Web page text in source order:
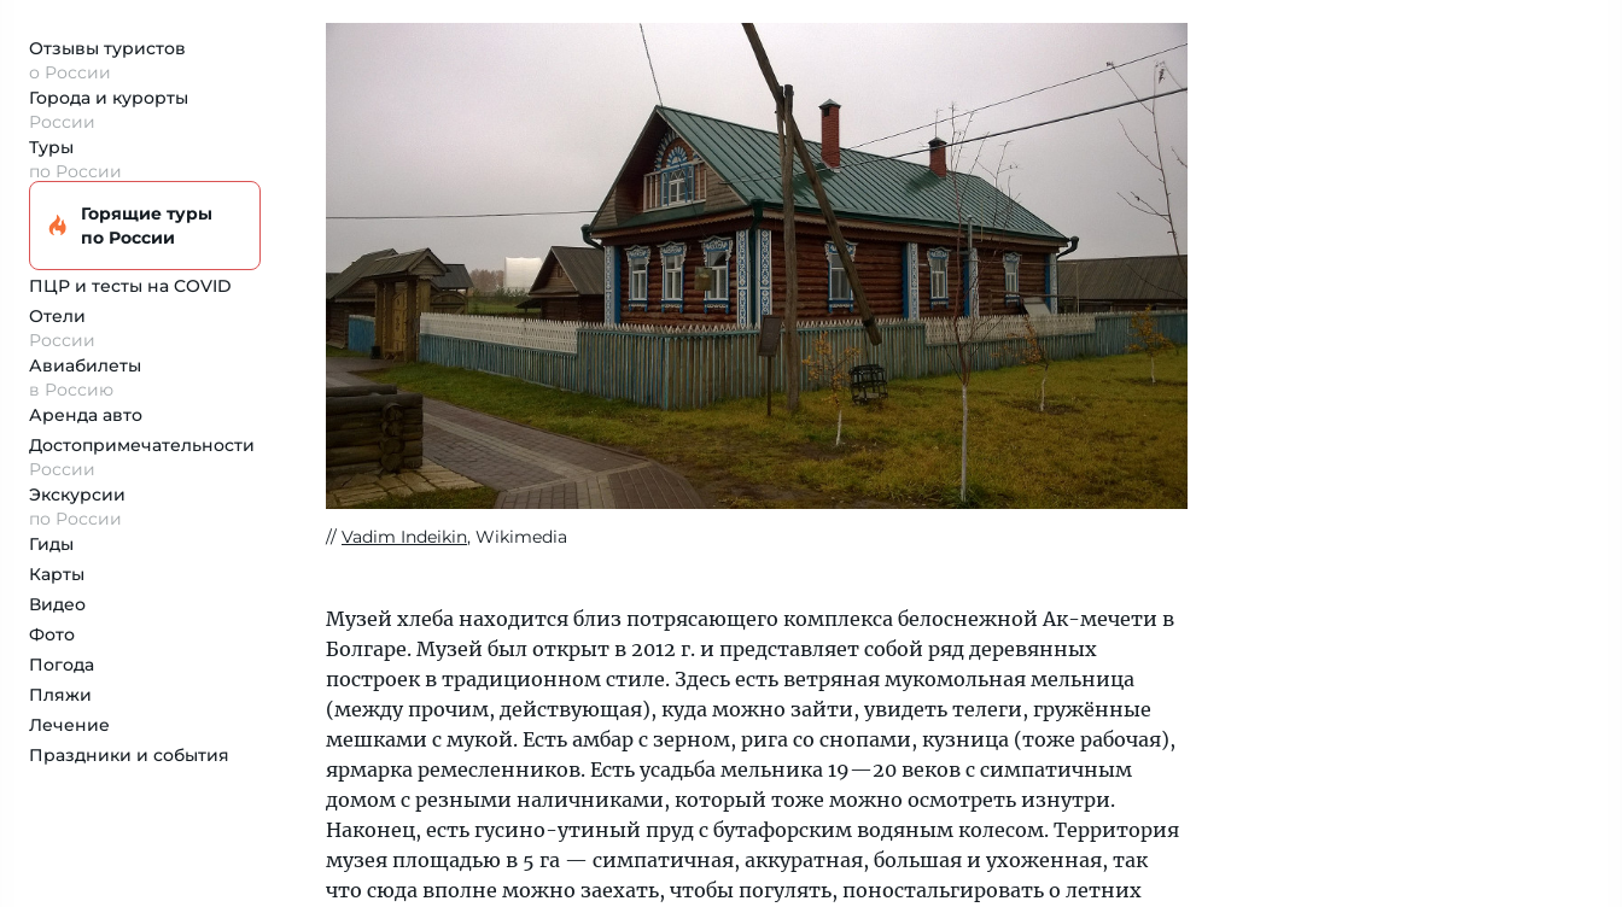
Отзывы туристов
о России
Города и курорты
России
Туры
по России
Горящие туры
по России
ПЦР и тесты на COVID
Отели
России
Авиабилеты
в Россию
Аренда авто
Достопримеча­тельности
России
Экскурсии
по России
Гиды
Карты
Видео
Фото
Погода
Пляжи
Лечение
Праздники и события
Vadim Indeikin, Wikimedia
Музей хлеба находится близ потрясающего комплекса белоснежной Ак-мечети в
Болгаре. Музей был открыт в 2012 г. и представляет собой ряд деревянных
построек в традиционном стиле. Здесь есть ветряная мукомольная мельница
(между прочим, действующая), куда можно зайти, увидеть телеги, гружённые
мешками с мукой. Есть амбар с зерном, рига со снопами, кузница (тоже рабочая),
ярмарка ремесленников. Есть усадьба мельника 19—20 веков с симпатичным
домом с резными наличниками, который тоже можно осмотреть изнутри.
Наконец, есть гусино-утиный пруд с бутафорским водяным колесом. Территория
музея площадью в 5 га — симпатичная, аккуратная, большая и ухоженная, так
что сюда вполне можно заехать, чтобы погулять, поностальгировать о летних